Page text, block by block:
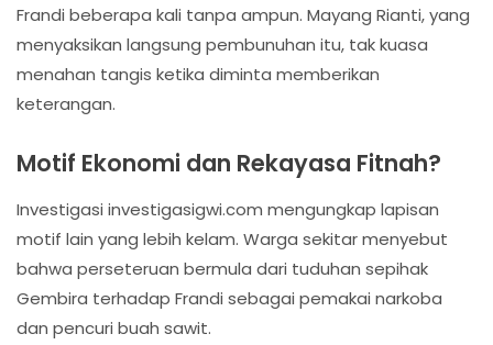
Frandi beberapa kali tanpa ampun. Mayang Rianti, yang
menyaksikan langsung pembunuhan itu, tak kuasa
menahan tangis ketika diminta memberikan
keterangan.
Motif Ekonomi dan Rekayasa Fitnah?
Investigasi investigasigwi.com mengungkap lapisan
motif lain yang lebih kelam. Warga sekitar menyebut
bahwa perseteruan bermula dari tuduhan sepihak
Gembira terhadap Frandi sebagai pemakai narkoba
dan pencuri buah sawit.